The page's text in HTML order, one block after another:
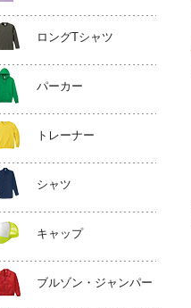
ロングTシャツ
パーカー
トレーナー
シャツ
キャップ
ブルゾン・ジャンパー